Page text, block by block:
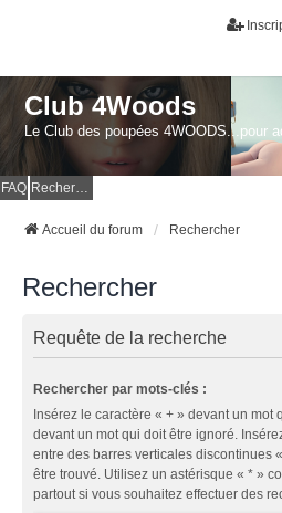
Club 4Woods
Le Club des poupées 4WOODS...pour
FAQ
Accueil du forum Rechercher
Rechercher
Requête de la recherche
Rechercher par mots-clés :
Insérez le caractère « + » devant un mot
devant un mot qui doit être ignoré.
entre des barres verticales discontinues
être trouvé. Utilisez un astérisque « * »
partout si vous souhaitez effectuer des